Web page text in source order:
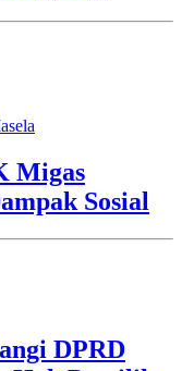
Migas
Sosial
DPRD